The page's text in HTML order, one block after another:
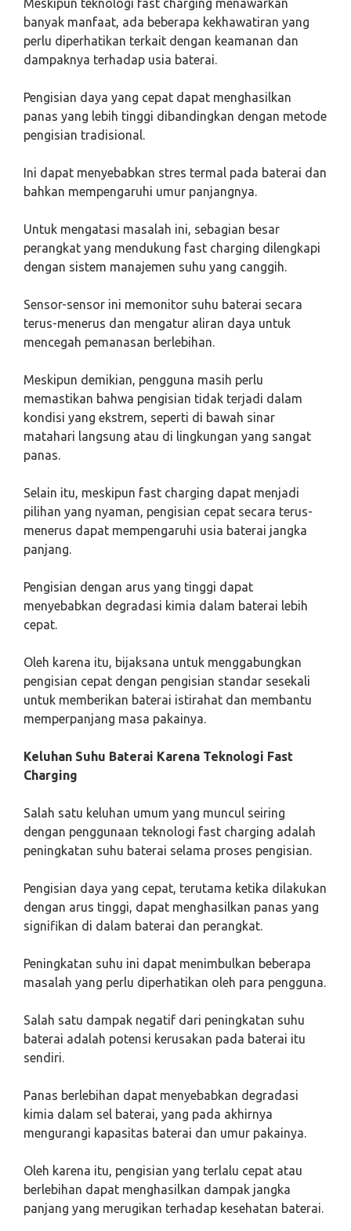
Meskipun teknologi fast charging menawarkan
banyak manfaat, ada beberapa kekhawatiran yang
perlu diperhatikan terkait dengan keamanan dan
dampaknya terhadap usia baterai.
Pengisian daya yang cepat dapat menghasilkan
panas yang lebih tinggi dibandingkan dengan metode
pengisian tradisional.
Ini dapat menyebabkan stres termal pada baterai dan
bahkan mempengaruhi umur panjangnya.
Untuk mengatasi masalah ini, sebagian besar
perangkat yang mendukung fast charging dilengkapi
dengan sistem manajemen suhu yang canggih.
Sensor-sensor ini memonitor suhu baterai secara
terus-menerus dan mengatur aliran daya untuk
mencegah pemanasan berlebihan.
Meskipun demikian, pengguna masih perlu
memastikan bahwa pengisian tidak terjadi dalam
kondisi yang ekstrem, seperti di bawah sinar
matahari langsung atau di lingkungan yang sangat
panas.
Selain itu, meskipun fast charging dapat menjadi
pilihan yang nyaman, pengisian cepat secara terus-
menerus dapat mempengaruhi usia baterai jangka
panjang.
Pengisian dengan arus yang tinggi dapat
menyebabkan degradasi kimia dalam baterai lebih
cepat.
Oleh karena itu, bijaksana untuk menggabungkan
pengisian cepat dengan pengisian standar sesekali
untuk memberikan baterai istirahat dan membantu
memperpanjang masa pakainya.
Keluhan Suhu Baterai Karena Teknologi Fast
Charging
Salah satu keluhan umum yang muncul seiring
dengan penggunaan teknologi fast charging adalah
peningkatan suhu baterai selama proses pengisian.
Pengisian daya yang cepat, terutama ketika dilakukan
dengan arus tinggi, dapat menghasilkan panas yang
signifikan di dalam baterai dan perangkat.
Peningkatan suhu ini dapat menimbulkan beberapa
masalah yang perlu diperhatikan oleh para pengguna.
Salah satu dampak negatif dari peningkatan suhu
baterai adalah potensi kerusakan pada baterai itu
sendiri.
Panas berlebihan dapat menyebabkan degradasi
kimia dalam sel baterai, yang pada akhirnya
mengurangi kapasitas baterai dan umur pakainya.
Oleh karena itu, pengisian yang terlalu cepat atau
berlebihan dapat menghasilkan dampak jangka
panjang yang merugikan terhadap kesehatan baterai.